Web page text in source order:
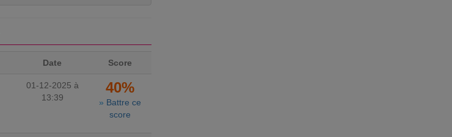
Date Score
01-12-2025 à
13:39
40%
» Battre ce
score